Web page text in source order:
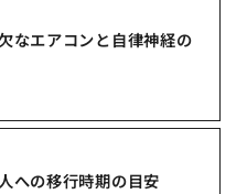
なエアコンと自律神経の
への移行時期の目安